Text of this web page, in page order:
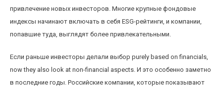
привлечение новых инвесторов. Многие крупные фондовые
индексы начинают включать в себя ESG-рейтинги, и компании,
попавшие туда, выглядят более привлекательными.
Если раньше инвесторы делали выбор purely based on financials,
now they also look at non-financial aspects. И это особенно заметно
в последние годы. Российские компании, которые показывают